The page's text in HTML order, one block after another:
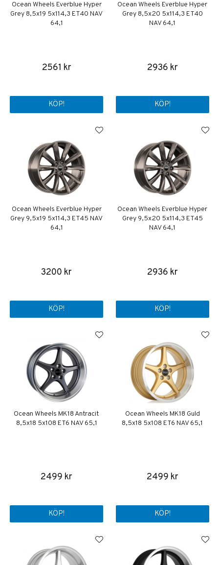
Ocean Wheels Everblue Hyper
Grey 8,5x19 5x114,3 ET40 NAV
64,1
2561 kr
KÖP!
Ocean Wheels Everblue Hyper
Grey 8,5x20 5x114,3 ET40
NAV 64,1
2936 kr
KÖP!
Ocean Wheels Everblue Hyper
Grey 9,5x19 5x114,3 ET45 NAV
64,1
3200 kr
KÖP!
Ocean Wheels Everblue Hyper
Grey 9,5x20 5x114,3 ET45
NAV 64,1
2936 kr
KÖP!
Ocean Wheels MK18 Antracit
8,5x18 5x108 ET6 NAV 65,1
2499 kr
KÖP!
Ocean Wheels MK18 Guld
8,5x18 5x108 ET6 NAV 65,1
2499 kr
KÖP!